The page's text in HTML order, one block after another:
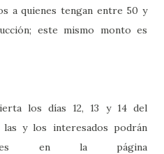
a quienes tengan entre 50 y
este mismo monto es
los días 12, 13 y 14 del
y los interesados podrán
en la página